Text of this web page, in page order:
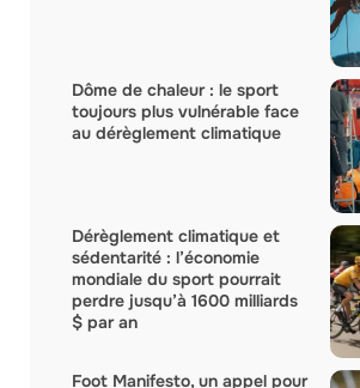
Dôme de chaleur : le sport
toujours plus vulnérable face
au dérèglement climatique
Dérèglement climatique et
sédentarité : l’économie
mondiale du sport pourrait
perdre jusqu’à 1600 milliards
$ par an
Foot Manifesto, un appel pour